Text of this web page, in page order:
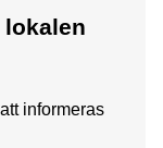
lokalen
informeras